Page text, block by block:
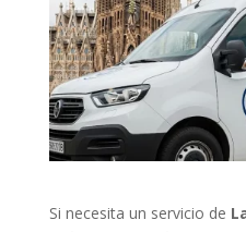
Si necesita un servicio de